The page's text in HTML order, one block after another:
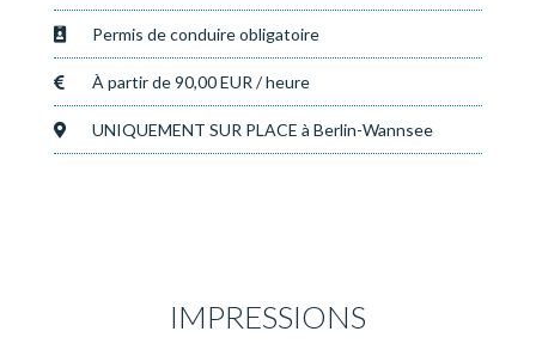
Permis de conduire obligatoire
À partir de 90,00 EUR / heure
UNIQUEMENT SUR PLACE à Berlin-Wannsee
IMPRESSIONS